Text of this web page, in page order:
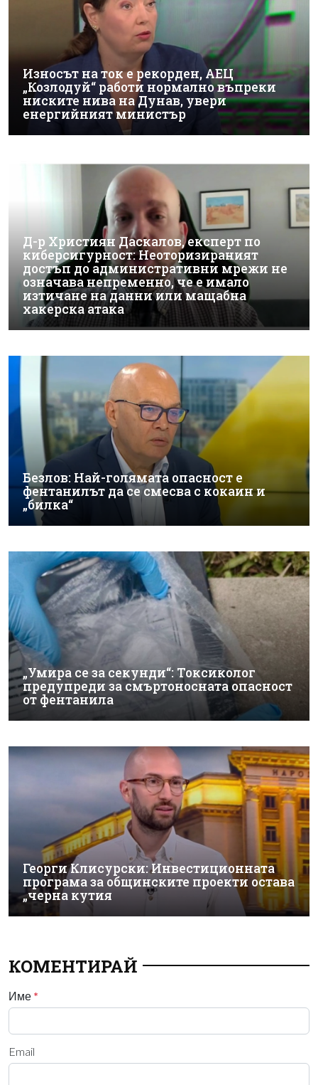
Износът на ток е рекорден, АЕЦ
„Козлодуй“ работи нормално въпреки
ниските нива на Дунав, увери
енергийният министър
Д-р Християн Даскалов, експерт по
киберсигурност: Неоторизираният
достъп до административни мрежи не
означава непременно, че е имало
изтичане на данни или мащабна
хакерска атака
Безлов: Най-голямата опасност е
фентанилът да се смесва с кокаин и
„билка“
„Умира се за секунди“: Токсиколог
предупреди за смъртоносната опасност
от фентанила
Георги Клисурски: Инвестиционната
програма за общинските проекти остава
„черна кутия
КОМЕНТИРАЙ
Име *
Email